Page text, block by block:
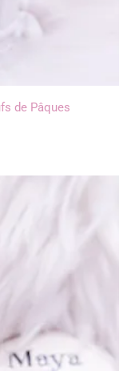
de Pâques